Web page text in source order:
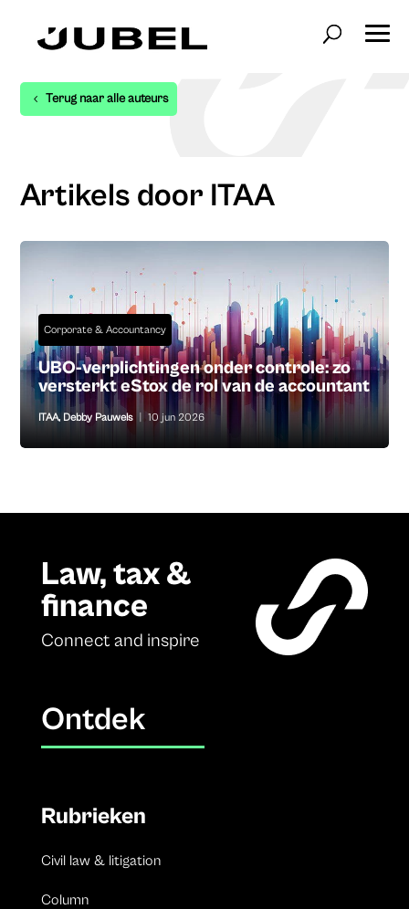
Terug naar alle auteurs
Artikels door ITAA
Corporate & Accountancy
UBO-verplichtingen onder controle: zo
versterkt eStox de rol van de accountant
ITAA, Debby Pauwels 10 jun 2026
Law, tax &
finance
Connect and inspire
Ontdek
Rubrieken
Civil law & litigation
Column